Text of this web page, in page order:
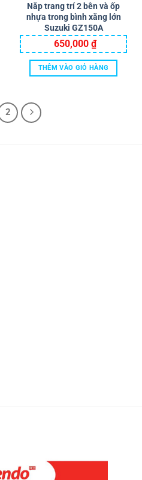
Nắp trang trí 2 bên và ốp
nhựa trong bình xăng lớn
Suzuki GZ150A
650,000 ₫
THÊM VÀO GIỎ HÀNG
2